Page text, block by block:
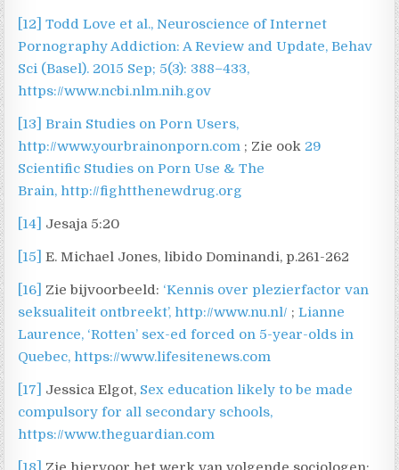
[12]
Todd Love et al., Neuroscience of Internet
Pornography Addiction: A Review and Update, Behav
Sci (Basel). 2015 Sep; 5(3): 388–433,
https://www.ncbi.nlm.nih.gov
[13]
Brain Studies on Porn Users,
http://www.yourbrainonporn.com ; Zie ook 29
Scientific Studies on Porn Use & The
Brain, http://fightthenewdrug.org
[14] Jesaja 5:20
[15] E. Michael Jones, libido Dominandi, p.261-262
[16] Zie bijvoorbeeld: ‘Kennis over plezierfactor van
seksualiteit ontbreekt’, http://www.nu.nl/ ;Lianne
Laurence, ‘Rotten’ sex-ed forced on 5-year-olds in
Quebec, https://www.lifesitenews.com
[17] Jessica Elgot, Sex education likely to be made
compulsory for all secondary schools,
https://www.theguardian.com